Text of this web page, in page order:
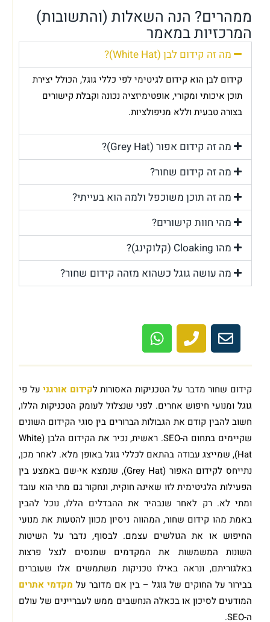
ממהרים? הנה השאלות (והתשובות)
המרכזיות במאמר
מה זה קידום לבן (White Hat)?
קידום לבן הוא קידום לגיטימי לפי כללי גוגל, הכולל יצירת
תוכן איכותי ומקורי, אופטימיזציה נכונה וקבלת קישורים
בצורה טבעית וללא מניפולציות.
מה זה קידום אפור (Grey Hat)?
מה זה קידום שחור?
מה זה תוכן משוכפל ולמה הוא בעייתי?
מהי חוות קישורים?
מהו Cloaking (קלוקינג)?
מה עושה גוגל כשהוא מזהה קידום שחור?
קידום שחור מדבר על הטכניקות האסורות לקידום אורגניעל פי
גוגל ומנועי חיפוש אחרים. לפני שנצלול לעומק הטכניקות הללו,
חשוב להבין קודם את הגבולות הברורים בין סוגי הקידום השונים
שקיימים בתחום ה-SEO. ראשית, נכיר את הקידום הלבן (White
Hat), שמייצג עבודה בהתאם לכללי גוגל באופן מלא. לאחר מכן,
נתייחס לקידום האפור (Grey Hat), שנמצא אי-שם באמצע בין
הפעילות הלגיטימית לזו שאינה חוקית, ונחקור גם מתי הוא עובד
ומתי לא. רק לאחר שנבהיר את ההבדלים הללו, נוכל להבין
באמת מהו קידום שחור, המהווה ניסיון מכוון להטעות את מנועי
החיפוש או את הגולשים עצמם. לבסוף, נדבר על השיטות
השונות המשמשות את המקדמים שמנסים לנצל פרצות
באלגוריתם, ונראה באילו טכניקות משתמשים אלו שעוברים
בבירור על החוקים של גוגל – בין אם מדובר על מקדמי אתרים
המודעים לסיכון או בכאלה הנחשבים ממש לעבריינים של עולם
ה-SEO.